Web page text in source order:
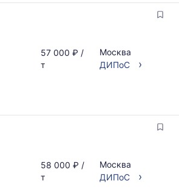
57 000 ₽ /
т
Москва
ДИПоС
›
58 000 ₽ /
т
Москва
ДИПоС
›